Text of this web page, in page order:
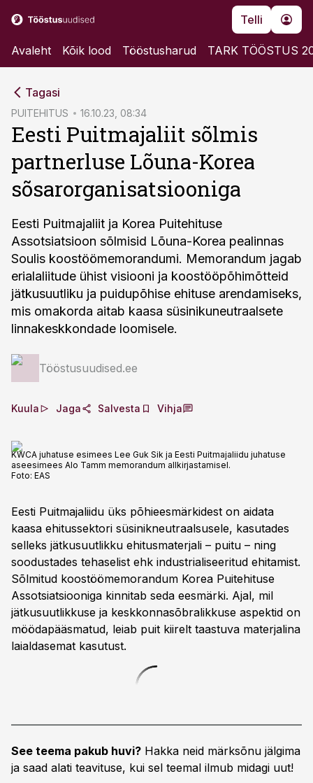
Telli
Avaleht Kõik lood Tööstusharud TARK TÖÖSTUS
Tagasi
PUITEHITUS 16.10.23, 08:34
Eesti Puitmajaliit sõlmis
partnerluse Lõuna-Korea
sõsarorganisatsiooniga
Eesti Puitmajaliit ja Korea Puitehituse
Assotsiatsioon sõlmisid Lõuna-Korea pealinnas
Soulis koostöömemorandumi. Memorandum jagab
erialaliitude ühist visiooni ja koostööpõhimõtteid
jätkusuutliku ja puidupõhise ehituse arendamiseks,
mis omakorda aitab kaasa süsinikuneutraalsete
linnakeskkondade loomisele.
Tööstusuudised.ee
Kuula Jaga Salvesta Vihja
KWCA juhatuse esimees Lee Guk Sik ja Eesti Puitmajaliidu juhatuse
aseesimees Alo Tamm memorandum allkirjastamisel.
Foto: EAS
Eesti Puitmajaliidu üks põhieesmärkidest on aidata
kaasa ehitussektori süsinikneutraalsusele, kasutades
selleks jätkusuutlikku ehitusmaterjali – puitu – ning
soodustades tehaselist ehk industrialiseeritud ehitamist.
Sõlmitud koostöömemorandum Korea Puitehituse
Assotsiatsiooniga kinnitab seda eesmärki. Ajal, mil
jätkusuutlikkuse ja keskkonnasõbralikkuse aspektid on
möödapääsmatud, leiab puit kiirelt taastuva materjalina
laialdasemat kasutust.
See teema pakub huvi? Hakka neid märksõnu jälgima
ja saad alati teavituse, kui sel teemal ilmub midagi uut!